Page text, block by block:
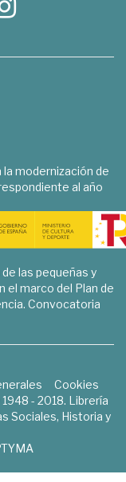
la modernización de
al año
las pequeñas y
el marco del Plan de
Convocatoria
Cookies
- 2018. Librería
Sociales, Historia y